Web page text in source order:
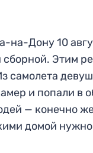
на-Дону 10
сборной. Этим
самолета
и попали в
— конечно
домой